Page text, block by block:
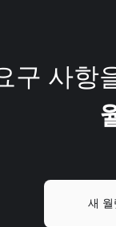
구 사항
새 월